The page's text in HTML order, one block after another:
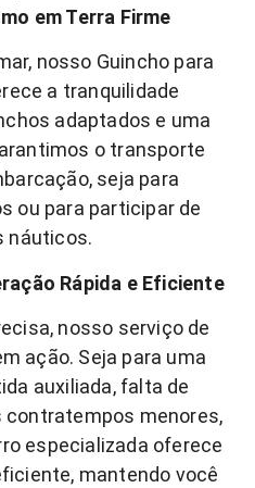
em Terra Firme
nosso Guincho para
a tranquilidade
adaptados e uma
o transporte
seja para
ou para participar de
náuticos.
Rápida e Eficiente
nosso serviço de
ação. Seja para uma
auxiliada, falta de
menores,
especializada oferece
mantendo você